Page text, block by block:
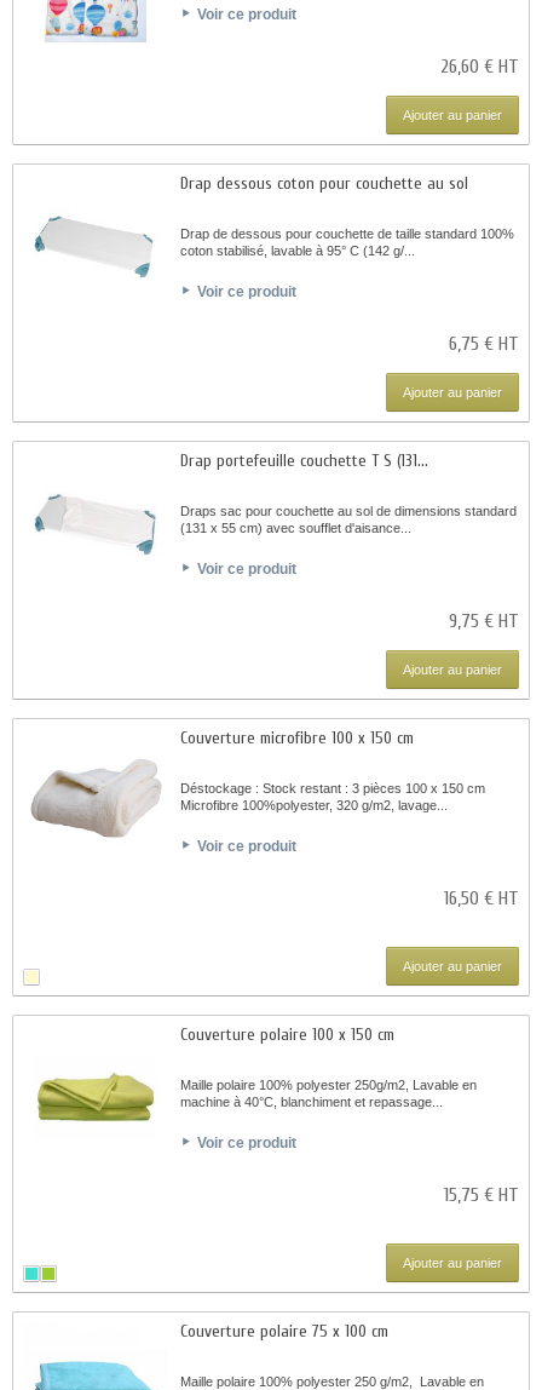
Voir ce produit
26,60 € HT
Ajouter au panier
Drap dessous coton pour couchette au sol
Drap de dessous pour couchette de taille standard 100%
coton stabilisé, lavable à 95° C (142 g/...
Voir ce produit
6,75 € HT
Ajouter au panier
Drap portefeuille couchette T S (131...
Draps sac pour couchette au sol de dimensions standard
(131 x 55 cm) avec soufflet d'aisance...
Voir ce produit
9,75 € HT
Ajouter au panier
Couverture microfibre 100 x 150 cm
Déstockage : Stock restant : 3 pièces 100 x 150 cm
Microfibre 100%polyester, 320 g/m2, lavage...
Voir ce produit
16,50 € HT
Ajouter au panier
Couverture polaire 100 x 150 cm
Maille polaire 100% polyester 250g/m2, Lavable en
machine à 40°C, blanchiment et repassage...
Voir ce produit
15,75 € HT
Ajouter au panier
Couverture polaire 75 x 100 cm
Maille polaire 100% polyester 250 g/m2, Lavable en